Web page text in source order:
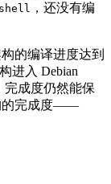
shell ，还没有编
的编译进度达到
进入 Debian
完成度仍然能保
的完成度——